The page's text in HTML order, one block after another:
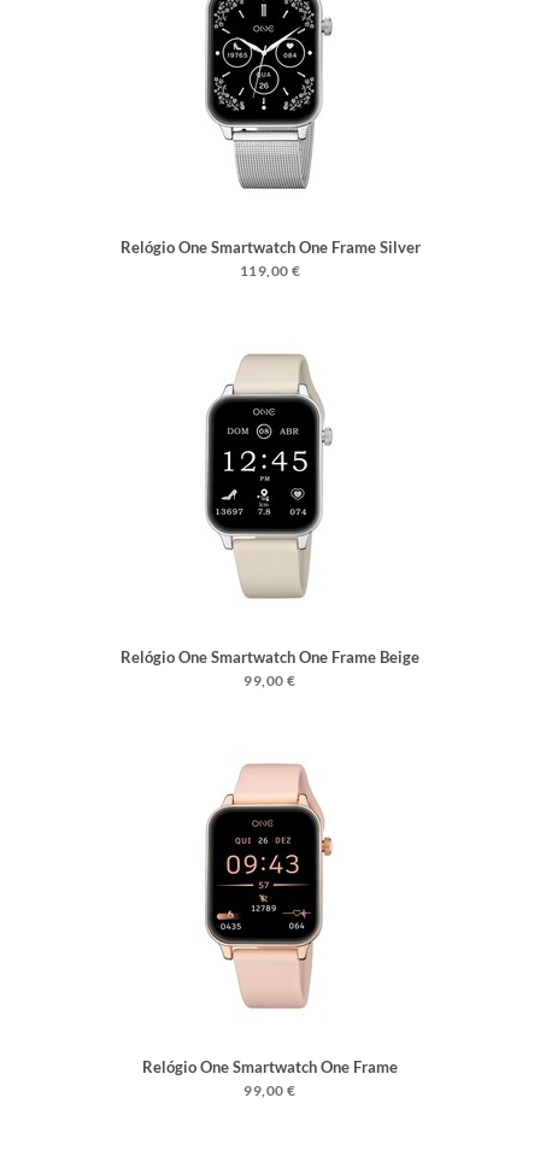
Relógio One Smartwatch One Frame Silver
119,00 €
Relógio One Smartwatch One Frame Beige
Silicone
99,00 €
Relógio One Smartwatch One Frame
Rosegold Silicone
99,00 €